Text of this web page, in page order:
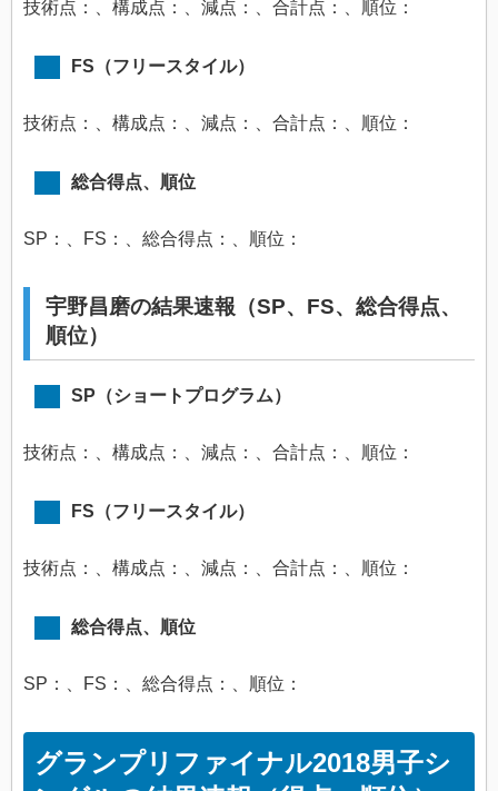
技術点：、構成点：、減点：、合計点：、順位：
FS（フリースタイル）
技術点：、構成点：、減点：、合計点：、順位：
総合得点、順位
SP：、FS：、総合得点：、順位：
宇野昌磨の結果速報（SP、FS、総合得点、
順位）
SP（ショートプログラム）
技術点：、構成点：、減点：、合計点：、順位：
FS（フリースタイル）
技術点：、構成点：、減点：、合計点：、順位：
総合得点、順位
SP：、FS：、総合得点：、順位：
グランプリファイナル2018男子シ